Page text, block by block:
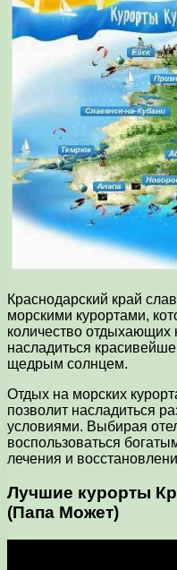
Краснодарский край
морскими курортами,
количество
насладиться
щедрым солнцем.
Отдых на морских
позволит насладиться
условиями. Выбирая
воспользоваться
лечения и
Лучшие курорты
(Папа Может)